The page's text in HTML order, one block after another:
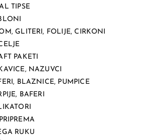
TIPSE
GLITERI, FOLIJE, CIRKONI
PAKETI
NAZUVCI
BLAZNICE, PUMPICE
BAFERI
RUKU